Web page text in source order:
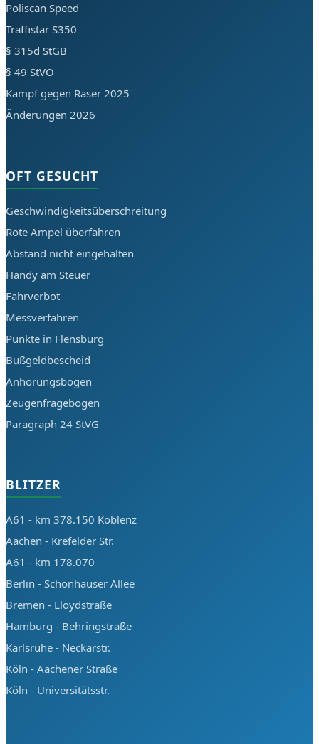
Poliscan Speed
Traffistar S350
§ 315d StGB
§ 49 StVO
Kampf gegen Raser 2025
Änderungen 2026
OFT GESUCHT
Geschwindigkeitsüberschreitung
Rote Ampel überfahren
Abstand nicht eingehalten
Handy am Steuer
Fahrverbot
Messverfahren
Punkte in Flensburg
Bußgeldbescheid
Anhörungsbogen
Zeugenfragebogen
Paragraph 24 StVG
BLITZER
A61 - km 378.150 Koblenz
Aachen - Krefelder Str.
A61 - km 178.070
Berlin - Schönhauser Allee
Bremen - Lloydstraße
Hamburg - Behringstraße
Karlsruhe - Neckarstr.
Köln - Aachener Straße
Köln - Universitätsstr.